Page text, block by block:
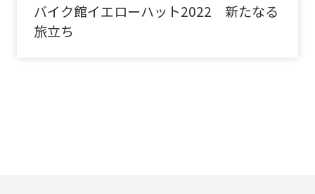
バイク館イエローハット2022 新たなる
旅立ち